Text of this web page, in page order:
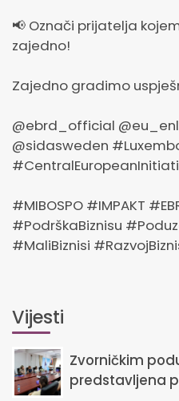
📢 Označi prijatelja
zajedno!
Zajedno gradimo
@ebrd_official
@sidasweden
#MIBOSPO #IMPAKT
#PodrškaBiznisu
#MaliBiznisi
Vijesti
Zvorničkim
predstavljena